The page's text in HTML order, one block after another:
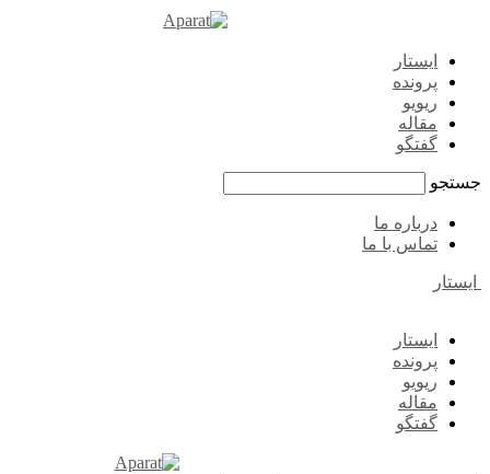
ایستار
پرونده
ریویو
مقاله
گفتگو
جستجو
درباره ما
تماس با ما
ایستار
ایستار
پرونده
ریویو
مقاله
گفتگو